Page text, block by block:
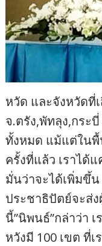
หวัด และจังหวัดที่
จ.ตรัง,พัทลุง,กระ
ทั้งหมด แม้แต่ใน
ครั้งที่แล้ว เราได้
มั่นว่าจะได้เพิ่มขึ้น
ประชาธิปัตย์จะส่
นี้”นิพนธ์”กล่าว่า เ
หวังมี 100 เขต ที่